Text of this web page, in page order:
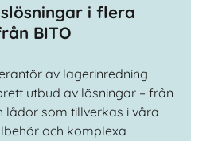
i flera
BITO
av lagerinredning
utbud av lösningar – från
lådor som tillverkas i våra
och komplexa